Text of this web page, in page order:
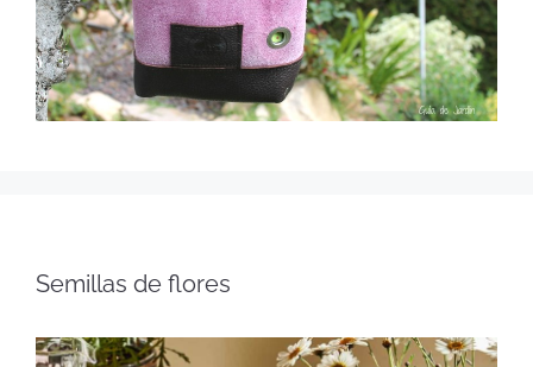
Semillas de flores